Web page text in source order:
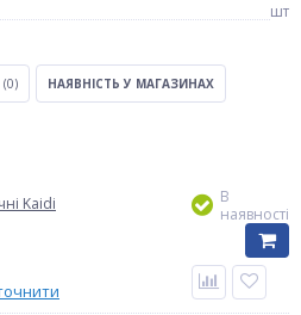
шт
(0) НАЯВНІСТЬ У МАГАЗИНАХ
Kaidi
В
наявності